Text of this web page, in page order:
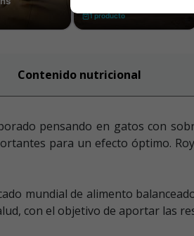
Contenido nutricional
pensando en gatos con
para un efecto óptimo.
mundial de alimento
con el objetivo de aportar las